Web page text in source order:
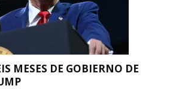
MESES DE GOBIERNO DE